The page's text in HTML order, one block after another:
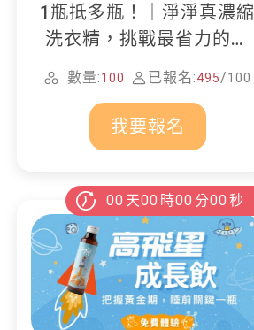
1瓶抵多瓶！｜淨淨真濃縮
洗衣精，挑戰最省力的居
家清潔
數量:100 已報名:495/100
我要報名
00 天00 時00 分00 秒